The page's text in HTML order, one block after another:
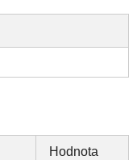
Hodnota